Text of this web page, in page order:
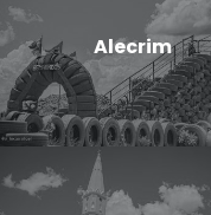
Alecrim